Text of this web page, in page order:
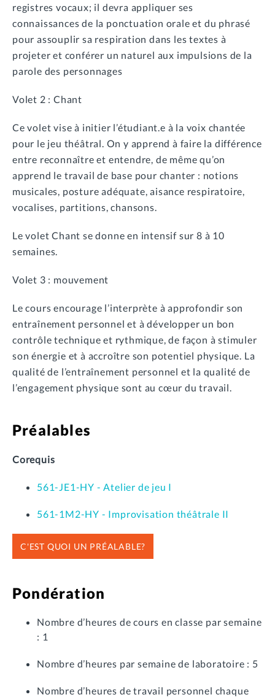
registres vocaux; il devra appliquer ses
connaissances de la ponctuation orale et du phrasé
pour assouplir sa respiration dans les textes à
projeter et conférer un naturel aux impulsions de la
parole des personnages
Volet 2 : Chant
Ce volet vise à initier l’étudiant.e à la voix chantée
pour le jeu théâtral. On y apprend à faire la différence
entre reconnaître et entendre, de même qu’on
apprend le travail de base pour chanter : notions
musicales, posture adéquate, aisance respiratoire,
vocalises, partitions, chansons.
Le volet Chant se donne en intensif sur 8 à 10
semaines.
Volet 3 : mouvement
Le cours encourage l’interprète à approfondir son
entraînement personnel et à développer un bon
contrôle technique et rythmique, de façon à stimuler
son énergie et à accroître son potentiel physique. La
qualité de l’entraînement personnel et la qualité de
l’engagement physique sont au cœur du travail.
Préalables
Corequis
561-JE1-HY - Atelier de jeu I
561-1M2-HY - Improvisation théâtrale II
C'EST QUOI UN PRÉALABLE?
Pondération
Nombre d’heures de cours en classe par semaine
: 1
Nombre d’heures par semaine de laboratoire : 5
Nombre d’heures de travail personnel chaque